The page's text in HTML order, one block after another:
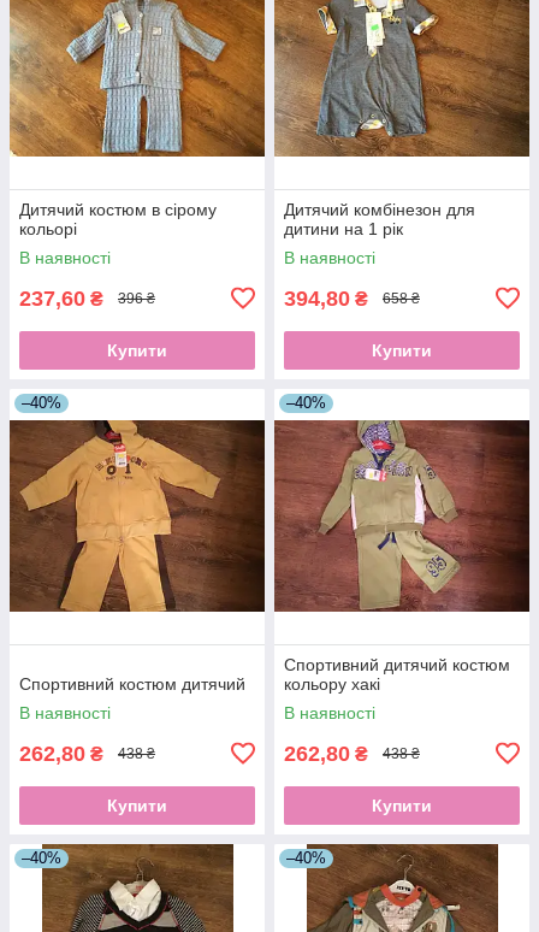
Дитячий костюм в сірому
кольорі
В наявності
237,60 ₴ 396 ₴
Купити
Дитячий комбінезон для
дитини на 1 рік
В наявності
394,80 ₴ 658 ₴
Купити
–40%
Спортивний костюм дитячий
В наявності
262,80 ₴ 438 ₴
Купити
–40%
Спортивний дитячий костюм
кольору хакі
В наявності
262,80 ₴ 438 ₴
Купити
–40% –40%